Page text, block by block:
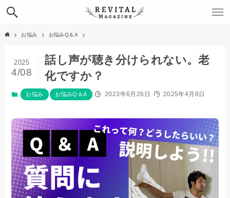
お悩み お悩みQ＆A
話し声が聴き分けられない。老
化ですか？
2025
4/08
お悩み お悩みQ＆A 2023年6月26日 2025年4月8日